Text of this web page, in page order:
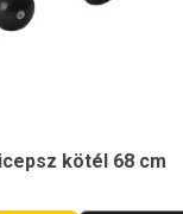
kötél 68 cm